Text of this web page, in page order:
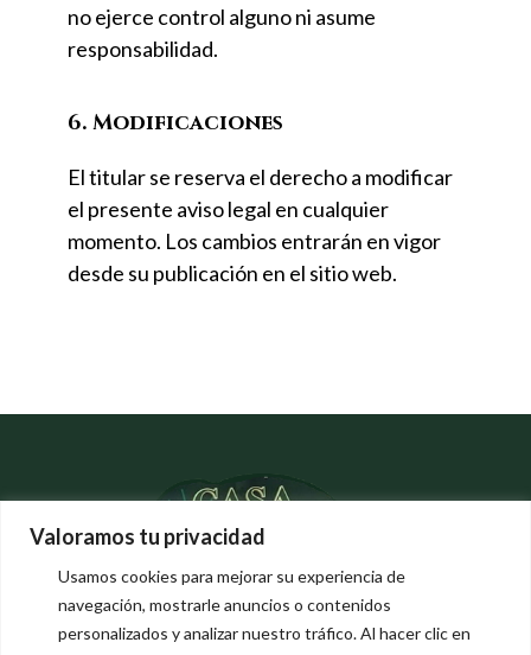
Valoramos tu privacidad
Usamos cookies para mejorar su experiencia de
navegación, mostrarle anuncios o contenidos
personalizados y analizar nuestro tráfico. Al hacer clic en
no ejerce control alguno ni asume
responsabilidad.
6. Modificaciones
El titular se reserva el derecho a modificar
el presente aviso legal en cualquier
momento. Los cambios entrarán en vigor
desde su publicación en el sitio web.
Carrer Folch i Torres 16 - Carrer Valentí Vintró 3